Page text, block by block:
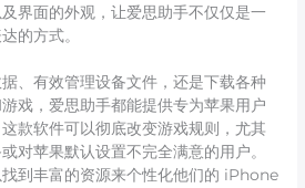
界面的外观，让爱思助手不仅仅是一
的方式。
、有效管理设备文件，还是下载各种
戏，爱思助手都能提供专为苹果用户
款软件可以彻底改变游戏规则，尤其
对苹果默认设置不完全满意的用户。
到丰富的资源来个性化他们的 iPhone